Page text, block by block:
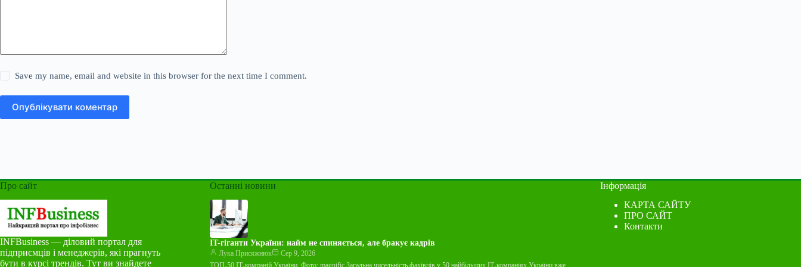
Save my name, email and website in this browser for the next time I comment.
Опублікувати коментар
Про сайт
INFBusiness — діловий портал для
підприємців і менеджерів, які прагнуть
бути в курсі трендів. Тут ви знайдете
Останні новини
IT-гіганти України: найм не спиняється, але бракує кадрів
Лука Присяжнюк
Сер 9, 2026
Інформація
КАРТА САЙТУ
ПРО САЙТ
Контакти